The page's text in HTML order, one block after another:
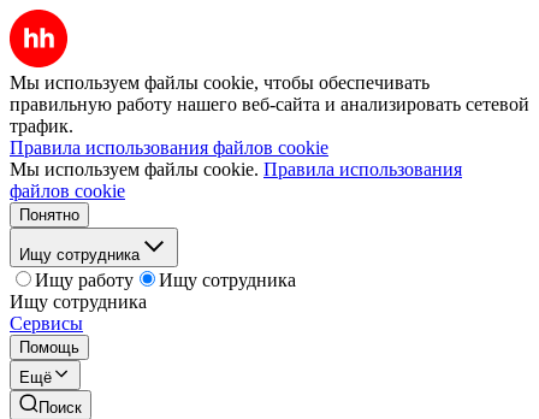
Мы используем файлы cookie, чтобы обеспечивать
правильную работу нашего веб-сайта и анализировать сетевой
трафик.
Правила использования файлов cookie
Мы используем файлы cookie. Правила использования
файлов cookie
Понятно
Ищу сотрудника
Ищу работу
Ищу сотрудника
Ищу сотрудника
Сервисы
Помощь
Ещё
Поиск